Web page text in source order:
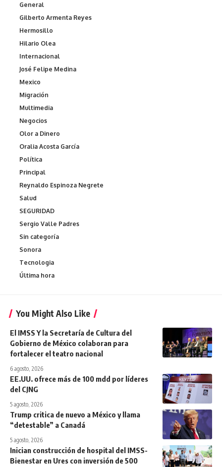
General
Gilberto Armenta Reyes
Hermosillo
Hilario Olea
Internacional
José Felipe Medina
Mexico
Migración
Multimedia
Negocios
Olor a Dinero
Oralia Acosta García
Política
Principal
Reynaldo Espinoza Negrete
Salud
SEGURIDAD
Sergio Valle Padres
Sin categoría
Sonora
Tecnologia
Última hora
You Might Also Like
El IMSS Y la Secretaría de Cultura del
Gobierno de México colaboran para
fortalecer el teatro nacional
6 agosto, 2026
EE.UU. ofrece más de 100 mdd por líderes
del CJNG
5 agosto, 2026
Trump critica de nuevo a México y llama
“detestable” a Canadá
5 agosto, 2026
Inician construcción de hospital del IMSS-
Bienestar en Ures con inversión de 500